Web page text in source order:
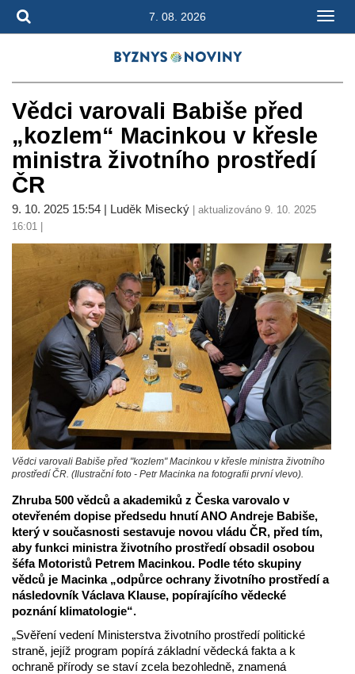
7. 08. 2026
Vědci varovali Babiše před
„kozlem“ Macinkou v křesle
ministra životního prostředí
ČR
9. 10. 2025 15:54 | Luděk Misecký | aktualizováno 9. 10. 2025
16:01 |
Vědci varovali Babiše před "kozlem" Macinkou v křesle ministra životního
prostředí ČR. (Ilustrační foto - Petr Macinka na fotografii první vlevo).
Zhruba 500 vědců a akademiků z Česka varovalo v
otevřeném dopise předsedu hnutí ANO Andreje Babiše,
který v současnosti sestavuje novou vládu ČR, před tím,
aby funkci ministra životního prostředí obsadil osobou
šéfa Motoristů Petrem Macinkou. Podle této skupiny
vědců je Macinka „odpůrce ochrany životního prostředí a
následovník Václava Klause, popírajícího vědecké
poznání klimatologie“.
„Svěření vedení Ministerstva životního prostředí politické
straně, jejíž program popírá základní vědecká fakta a k
ochraně přírody se staví zcela bezohledně, znamená